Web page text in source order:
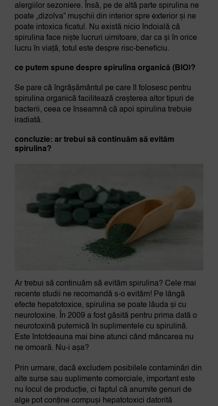
alergiilor sezoniere. Însă, pe de altă parte spirulina ne
poate „dizolva” mușchii din interior spre exterior și ne
poate intoxica ficatul. Nu există nicio îndoială că
spirulina face niște lucruri uimitoare, dar ca și în orice
lucru în viață, totul este despre risc-beneficiu.
ce putem spune despre spirulina organică (BIO)?
Se pare că îngrășământul pe care îl folosesc pentru
spirulina organică facilitează creșterea altor tipuri de
bacterii, ceea ce înseamnă că apoi spirulina trebuie
iradiată.
concluzie: ar trebui să continuăm să evităm
spirulina?
Ar trebui să continuăm să evităm spirulina? Cele mai
recente studii ne recomandă s-o evităm! Pe lângă
efecte hepatotoxice, spirulina se poate lăuda și cu
neurotoxine. În 2009 a fost găsită pentru prima dată o
neurotoxină puternică în suplimentele cu spirulină.
Este întotdeauna mai bine atunci când mâncarea nu
ne omoară. Nu-i așa?
Prin urmare, dacă excludem posibilele contaminări din
alte surse sau suplimente comerciale, important este
nu locul de producție, ci faptul că anumite genuri de
alge pot conține compuși hepatotoxici datorită